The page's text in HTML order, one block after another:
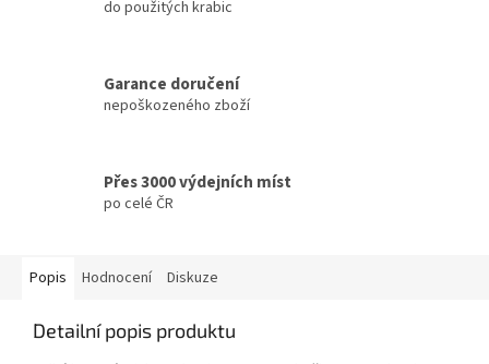
do použitých krabic
Garance doručení
nepoškozeného zboží
Přes 3000 výdejních míst
po celé ČR
Popis Hodnocení Diskuze
Detailní popis produktu